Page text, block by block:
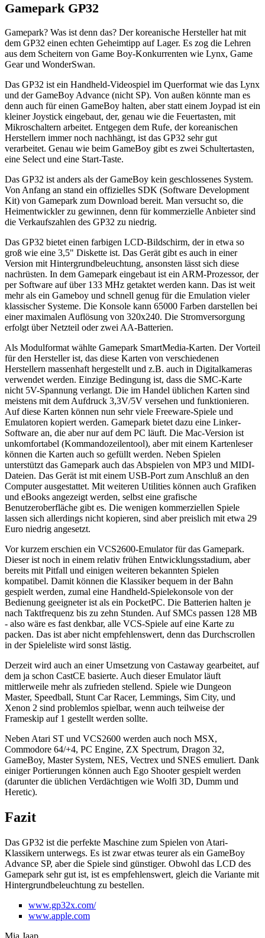
Gamepark GP32
Gamepark? Was ist denn das? Der koreanische Hersteller hat mit
dem GP32 einen echten Geheimtipp auf Lager. Es zog die Lehren
aus dem Scheitern von Game Boy-Konkurrenten wie Lynx, Game
Gear und WonderSwan.
Das GP32 ist ein Handheld-Videospiel im Querformat wie das Lynx
und der GameBoy Advance (nicht SP). Von außen könnte man es
denn auch für einen GameBoy halten, aber statt einem Joypad ist ein
kleiner Joystick eingebaut, der, genau wie die Feuertasten, mit
Mikroschaltern arbeitet. Entgegen dem Rufe, der koreanischen
Herstellern immer noch nachhängt, ist das GP32 sehr gut
verarbeitet. Genau wie beim GameBoy gibt es zwei Schultertasten,
eine Select und eine Start-Taste.
Das GP32 ist anders als der GameBoy kein geschlossenes System.
Von Anfang an stand ein offizielles SDK (Software Development
Kit) von Gamepark zum Download bereit. Man versucht so, die
Heimentwickler zu gewinnen, denn für kommerzielle Anbieter sind
die Verkaufszahlen des GP32 zu niedrig.
Das GP32 bietet einen farbigen LCD-Bildschirm, der in etwa so
groß wie eine 3,5" Diskette ist. Das Gerät gibt es auch in einer
Version mit Hintergrundbeleuchtung, ansonsten lässt sich diese
nachrüsten. In dem Gamepark eingebaut ist ein ARM-Prozessor, der
per Software auf über 133 MHz getaktet werden kann. Das ist weit
mehr als ein Gameboy und schnell genug für die Emulation vieler
klassischer Systeme. Die Konsole kann 65000 Farben darstellen bei
einer maximalen Auflösung von 320x240. Die Stromversorgung
erfolgt über Netzteil oder zwei AA-Batterien.
Als Modulformat wählte Gamepark SmartMedia-Karten. Der Vorteil
für den Hersteller ist, das diese Karten von verschiedenen
Herstellern massenhaft hergestellt und z.B. auch in Digitalkameras
verwendet werden. Einzige Bedingung ist, dass die SMC-Karte
nicht 5V-Spannung verlangt. Die im Handel üblichen Karten sind
meistens mit dem Aufdruck 3,3V/5V versehen und funktionieren.
Auf diese Karten können nun sehr viele Freeware-Spiele und
Emulatoren kopiert werden. Gamepark bietet dazu eine Linker-
Software an, die aber nur auf dem PC läuft. Die Mac-Version ist
unkomfortabel (Kommandozeilentool), aber mit einem Kartenleser
können die Karten auch so gefüllt werden. Neben Spielen
unterstützt das Gamepark auch das Abspielen von MP3 und MIDI-
Dateien. Das Gerät ist mit einem USB-Port zum Anschluß an den
Computer ausgestattet. Mit weiteren Utilities können auch Grafiken
und eBooks angezeigt werden, selbst eine grafische
Benutzeroberfläche gibt es. Die wenigen kommerziellen Spiele
lassen sich allerdings nicht kopieren, sind aber preislich mit etwa 29
Euro niedrig angesetzt.
Vor kurzem erschien ein VCS2600-Emulator für das Gamepark.
Dieser ist noch in einem relativ frühen Entwicklungsstadium, aber
bereits mit Pitfall und einigen weiteren bekannten Spielen
kompatibel. Damit können die Klassiker bequem in der Bahn
gespielt werden, zumal eine Handheld-Spielekonsole von der
Bedienung geeigneter ist als ein PocketPC. Die Batterien halten je
nach Taktfrequenz bis zu zehn Stunden. Auf SMCs passen 128 MB
- also wäre es fast denkbar, alle VCS-Spiele auf eine Karte zu
packen. Das ist aber nicht empfehlenswert, denn das Durchscrollen
in der Spieleliste wird sonst lästig.
Derzeit wird auch an einer Umsetzung von Castaway gearbeitet, auf
dem ja schon CastCE basierte. Auch dieser Emulator läuft
mittlerweile mehr als zufrieden stellend. Spiele wie Dungeon
Master, Speedball, Stunt Car Racer, Lemmings, Sim City, und
Xenon 2 sind problemlos spielbar, wenn auch teilweise der
Frameskip auf 1 gestellt werden sollte.
Neben Atari ST und VCS2600 werden auch noch MSX,
Commodore 64/+4, PC Engine, ZX Spectrum, Dragon 32,
GameBoy, Master System, NES, Vectrex und SNES emuliert. Dank
einiger Portierungen können auch Ego Shooter gespielt werden
(darunter die üblichen Verdächtigen wie Wolfi 3D, Dumm und
Heretic).
Fazit
Das GP32 ist die perfekte Maschine zum Spielen von Atari-
Klassikern unterwegs. Es ist zwar etwas teurer als ein GameBoy
Advance SP, aber die Spiele sind günstiger. Obwohl das LCD des
Gamepark sehr gut ist, ist es empfehlenswert, gleich die Variante mit
Hintergrundbeleuchtung zu bestellen.
www.gp32x.com/
www.apple.com
Mia Jaap